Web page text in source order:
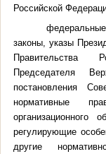
Российской
законы, указы
Правительства
Председателя
постановления
нормативные
организационного
регулирующие
другие